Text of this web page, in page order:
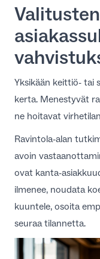
Yksikään keittiö- tai
kerta. Menestyvät
ne hoitavat
Ravintola-alan
avoin
ovat kanta-
ilmenee, noudata
kuuntele, osoita
seuraa tilannetta.